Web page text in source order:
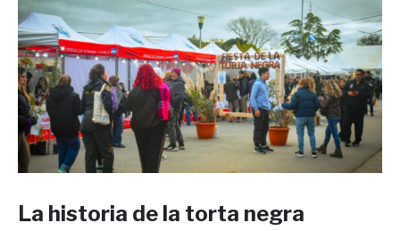
La historia de la torta negra